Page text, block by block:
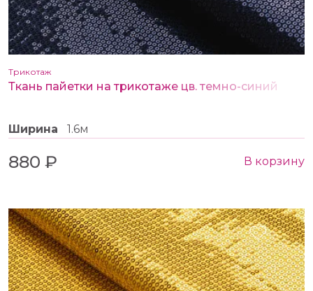
Трикотаж
Ткань пайетки на трикотаже цв. темно-синий
Ширина 1.6м
880 ₽ В корзину